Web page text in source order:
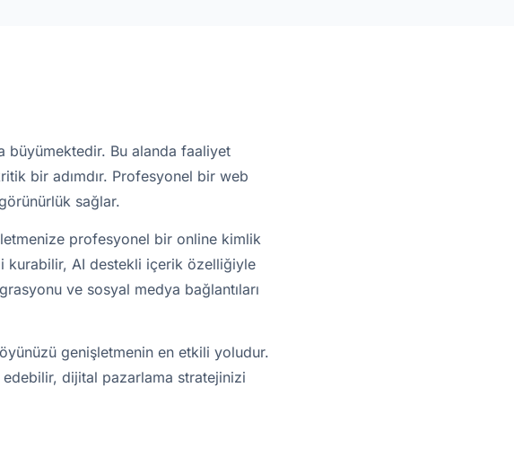
büyümektedir. Bu alanda faaliyet
bir adımdır. Profesyonel bir web
sağlar.
profesyonel bir online kimlik
kurabilir, AI destekli içerik özelliğiyle
ve sosyal medya bağlantıları
genişletmenin en etkili yoludur.
edebilir, dijital pazarlama stratejinizi